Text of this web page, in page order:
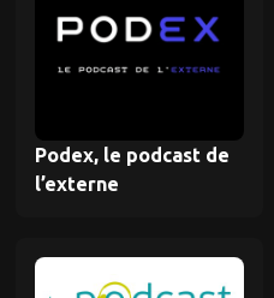
Podex, le podcast de
l’externe